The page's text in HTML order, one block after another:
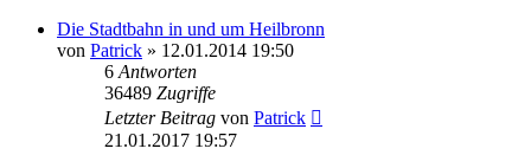
Die Stadtbahn in und um Heilbronn
von Patrick » 12.01.2014 19:50
6 Antworten
36489 Zugriffe
Letzter Beitrag von Patrick
21.01.2017 19:57